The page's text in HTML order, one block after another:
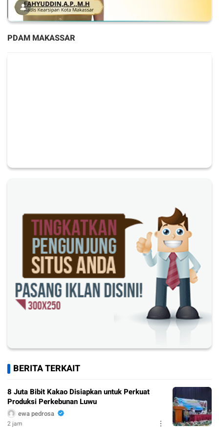
PDAM MAKASSAR
BERITA TERKAIT
8 Juta Bibit Kakao Disiapkan untuk Perkuat
Produksi Perkebunan Luwu
ewa pedrosa
2 jam